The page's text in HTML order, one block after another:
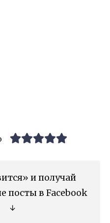
и получай
посты в Facebook
↓